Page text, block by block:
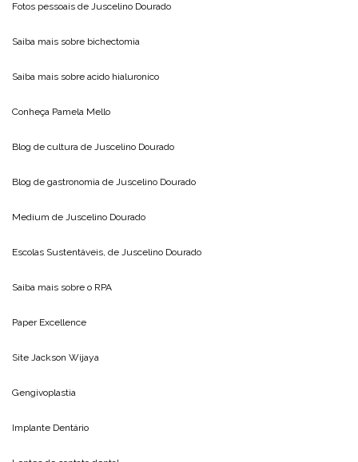
Fotos pessoais de Juscelino Dourado
Saiba mais sobre bichectomia
Saiba mais sobre acido hialuronico
Conheça Pamela Mello
Blog de cultura de Juscelino Dourado
Blog de gastronomia de Juscelino Dourado
Medium de Juscelino Dourado
Escolas Sustentáveis, de Juscelino Dourado
Saiba mais sobre o RPA
Paper Excellence
Site Jackson Wijaya
Gengivoplastia
Implante Dentário